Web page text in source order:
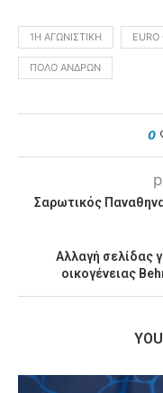
1Η ΑΓΩΝΙΣΤΙΚΉ EURO
ΠΌΛΟ ΑΝΔΡΏΝ
0
Σαρωτικός
Αλλαγή σελίδας
οικογένειας